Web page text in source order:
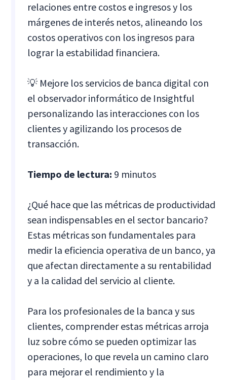
relaciones entre costos e ingresos y los
márgenes de interés netos, alineando los
costos operativos con los ingresos para
lograr la estabilidad financiera.
💡 Mejore los servicios de banca digital con
el observador informático de Insightful
personalizando las interacciones con los
clientes y agilizando los procesos de
transacción.
Tiempo de lectura: 9 minutos
¿Qué hace que las métricas de productividad
sean indispensables en el sector bancario?
Estas métricas son fundamentales para
medir la eficiencia operativa de un banco, ya
que afectan directamente a su rentabilidad
y a la calidad del servicio al cliente.
Para los profesionales de la banca y sus
clientes, comprender estas métricas arroja
luz sobre cómo se pueden optimizar las
operaciones, lo que revela un camino claro
para mejorar el rendimiento y la